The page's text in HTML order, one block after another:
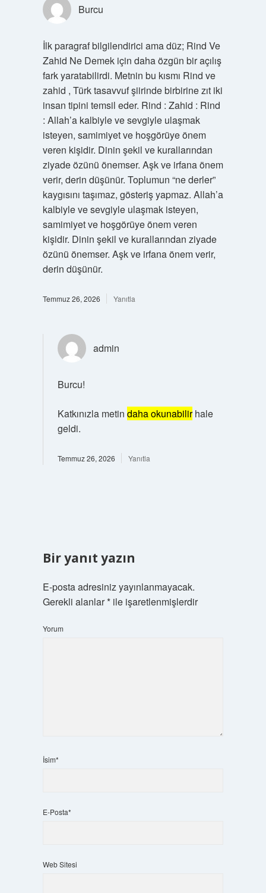
Burcu
İlk paragraf bilgilendirici ama düz; Rind Ve
Zahid Ne Demek için daha özgün bir açılış
fark yaratabilirdi. Metnin bu kısmı Rind ve
zahid , Türk tasavvuf şiirinde birbirine zıt iki
insan tipini temsil eder. Rind : Zahid : Rind
: Allah’a kalbiyle ve sevgiyle ulaşmak
isteyen, samimiyet ve hoşgörüye önem
veren kişidir. Dinin şekil ve kurallarından
ziyade özünü önemser. Aşk ve irfana önem
verir, derin düşünür. Toplumun “ne derler”
kaygısını taşımaz, gösteriş yapmaz. Allah’a
kalbiyle ve sevgiyle ulaşmak isteyen,
samimiyet ve hoşgörüye önem veren
kişidir. Dinin şekil ve kurallarından ziyade
özünü önemser. Aşk ve irfana önem verir,
derin düşünür.
Temmuz 26, 2026 Yanıtla
admin
Burcu!
Katkınızla metin daha okunabilirhale
geldi.
Temmuz 26, 2026 Yanıtla
Bir yanıt yazın
E-posta adresiniz yayınlanmayacak.
Gerekli alanlar*ile işaretlenmişlerdir
Yorum
İsim*
E-Posta*
Web Sitesi